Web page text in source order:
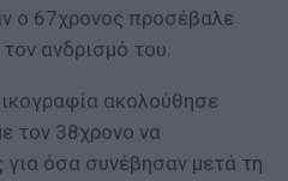
ο 67χρονος προσέβαλε
ανδρισμό του.
ακολούθησε
τον 38χρονο να
για όσα συνέβησαν μετά τη